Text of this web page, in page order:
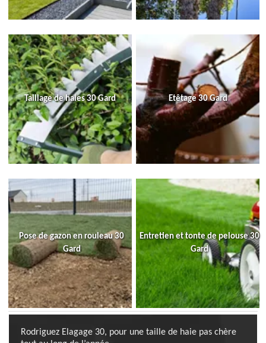
Taillage de haies 30 Gard Etêtage 30 Gard
Pose de gazon en rouleau 30
Gard
Entretien et tonte de pelouse 30
Gard
Rodriguez Elagage 30, pour une taille de haie pas chère